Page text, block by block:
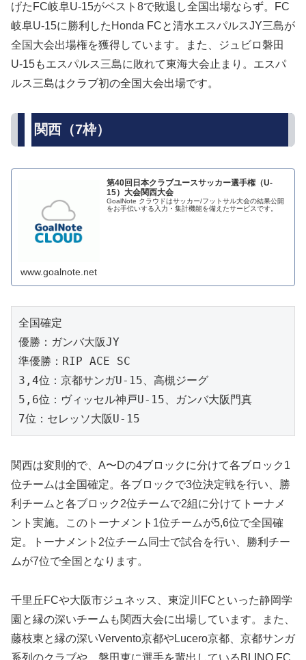
げたFC岐阜U-15がベスト8で敗退し全国出場ならず。FC
岐阜U-15に勝利したHonda FCと清水エスパルスJY三島が
全国大会出場権を獲得しています。また、ジュビロ磐田
U-15もエスパルス三島に敗れて東海大会止まり。エスパ
ルス三島はクラブ初の全国大会出場です。
関西（7枠）
第40回日本クラブユースサッカー選手権（U-
15）大会関西大会
GoalNote クラウドはサッカー/フットサル大会の結果公開
をお手伝いする入力・集計機能を備えたサービスです。
www.goalnote.net
全国確定
優勝：ガンバ大阪JY
準優勝：RIP ACE SC
3,4位：京都サンガU-15、高槻ジーグ
5,6位：ヴィッセル神戸U-15、ガンバ大阪門真
7位：セレッソ大阪U-15
関西は変則的で、A〜Dの4ブロックに分けて各ブロック1
位チームは全国確定。各ブロックで3位決定戦を行い、勝
利チームと各ブロック2位チームで2組に分けてトーナメ
ント実施。このトーナメント1位チームが5,6位で全国確
定。トーナメント2位チーム同士で試合を行い、勝利チー
ムが7位で全国となります。
千里丘FCや大阪市ジュネッス、東淀川FCといった静岡学
園と縁の深いチームも関西大会に出場しています。また、
藤枝東と縁の深いVervento京都やLucero京都、京都サンガ
系列のクラブや、磐田東に選手を輩出しているBLINQ FC